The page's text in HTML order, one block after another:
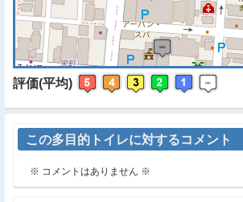
評価(平均)
この多目的トイレに対するコメント
※ コメントはありません ※